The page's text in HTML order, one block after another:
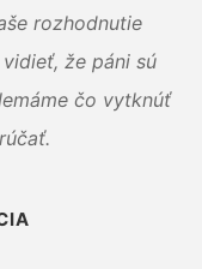
rozhodnutie
že páni sú
čo vytknúť